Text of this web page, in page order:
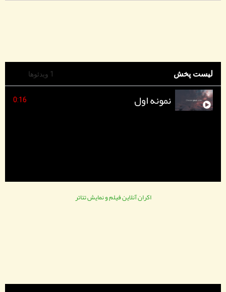
لیست پخش
نمونه اول 0:16
اکران آنلاین فیلم و نمایش تئاتر